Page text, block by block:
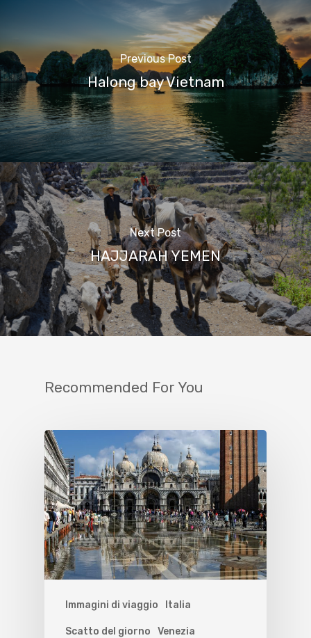
Previous Post
Halong bay Vietnam
Next Post
HAJJARAH YEMEN
Recommended For You
Immagini di viaggio Italia
Scatto del giorno Venezia